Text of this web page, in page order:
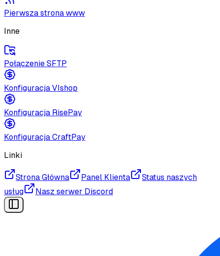
Pierwsza strona www
Inne
Połączenie SFTP
Konfiguracja VIshop
Konfiguracja RisePay
Konfiguracja CraftPay
Linki
Strona Główna Panel Klienta
Status naszych
usług
Nasz serwer Discord